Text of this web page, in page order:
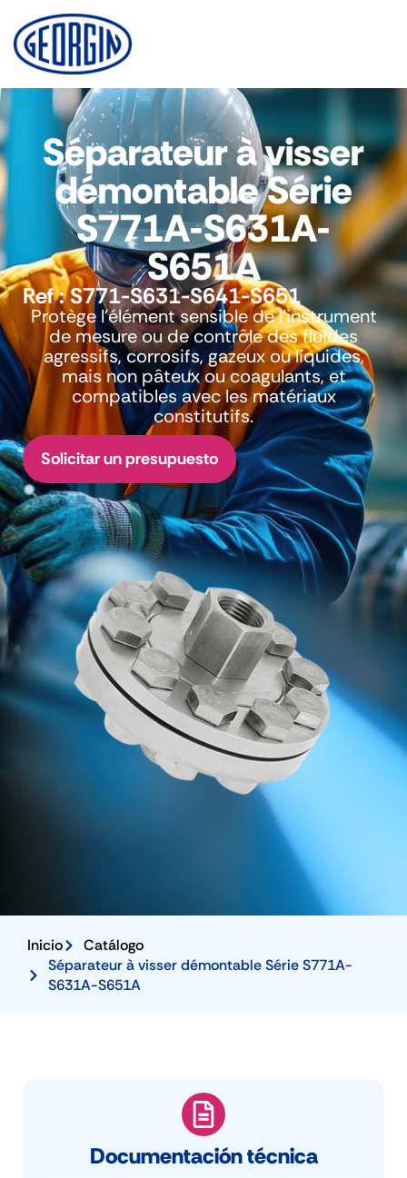
Panel de gestión de cookies
Séparateur à visser
démontable Série
S771A-S631A-
S651A
Ref :S771-S631-S641-S651
Protège l’élément sensible de l’instrument
de mesure ou de contrôle des fluides
agressifs, corrosifs, gazeux ou liquides,
mais non pâteux ou coagulants, et
compatibles avec les matériaux
constitutifs.
Solicitar un presupuesto
Inicio
Catálogo
Séparateur à visser démontable Série S771A-
S631A-S651A
Documentación técnica